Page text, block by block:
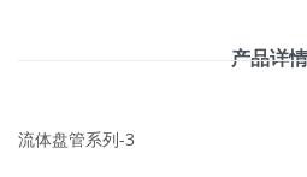
产品详情
流体盘管系列-3